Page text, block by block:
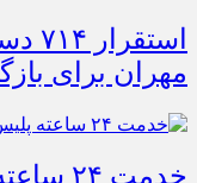
مهران برای
خدمت